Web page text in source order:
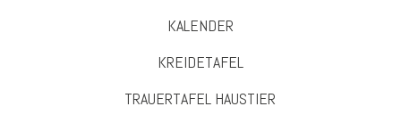
KALENDER
KREIDETAFEL
TRAUERTAFEL HAUSTIER